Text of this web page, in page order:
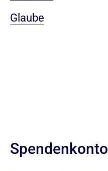
Glaube
Spendenkonto